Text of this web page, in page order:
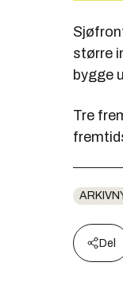
større
bygge
Tre
Del